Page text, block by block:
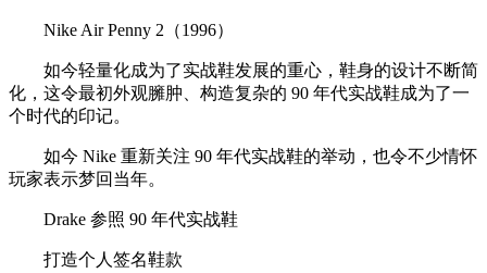
Nike Air Penny 2（1996）
如今轻量化成为了实战鞋发展的重心，鞋身的设计不断简
化，这令最初外观臃肿、构造复杂的 90 年代实战鞋成为了一
个时代的印记。
如今 Nike 重新关注 90 年代实战鞋的举动，也令不少情怀
玩家表示梦回当年。
Drake 参照 90 年代实战鞋
打造个人签名鞋款